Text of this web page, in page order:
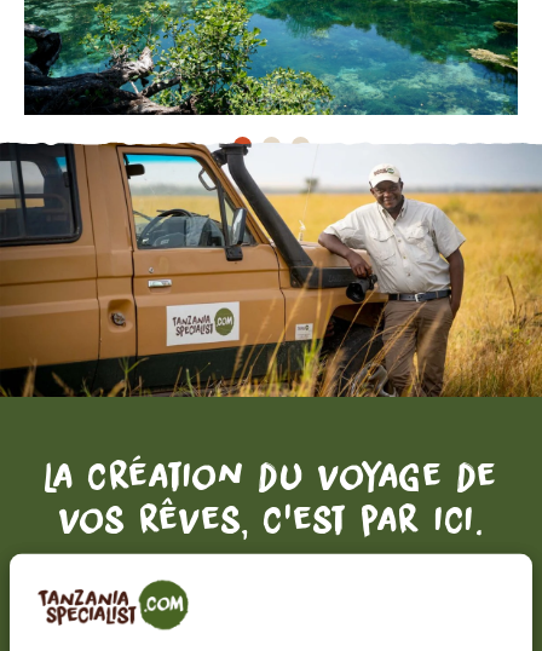
La création du voyage de
vos rêves, c'est par ici.
DEVIS GRATUIT, SANS AUCUNE OBLIGATION